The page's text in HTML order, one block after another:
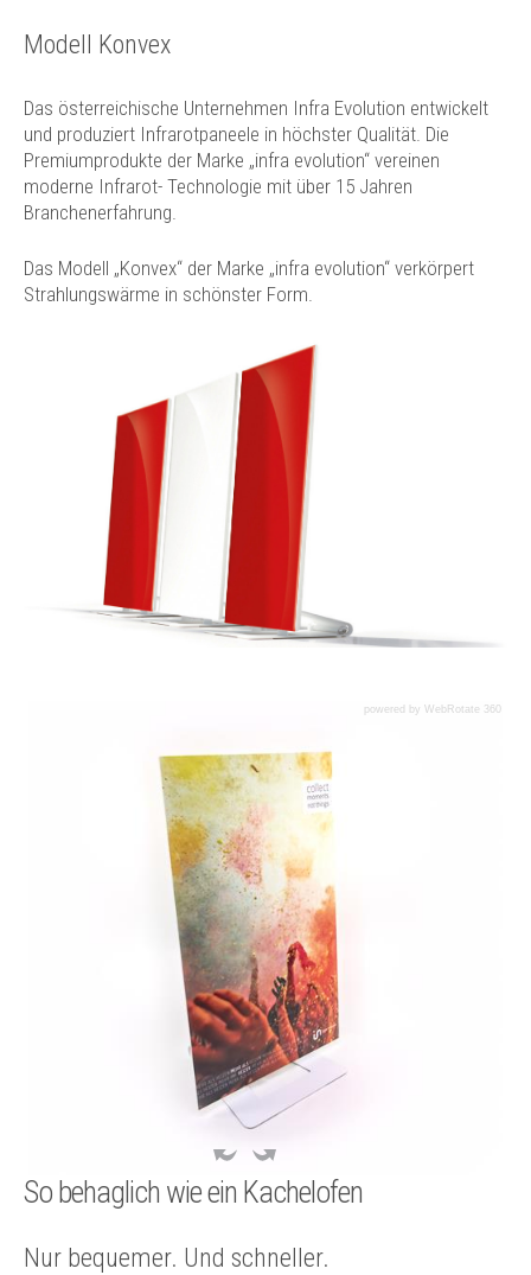
Modell Konvex
Das österreichische Unternehmen Infra Evolution entwickelt
und produziert Infrarotpaneele in höchster Qualität. Die
Premiumprodukte der Marke „infra evolution“ vereinen
moderne Infrarot- Technologie mit über 15 Jahren
Branchenerfahrung.
Das Modell „Konvex“ der Marke „infra evolution“ verkörpert
Strahlungswärme in schönster Form.
powered by WebRotate 360
So behaglich wie ein Kachelofen
Nur bequemer. Und schneller.